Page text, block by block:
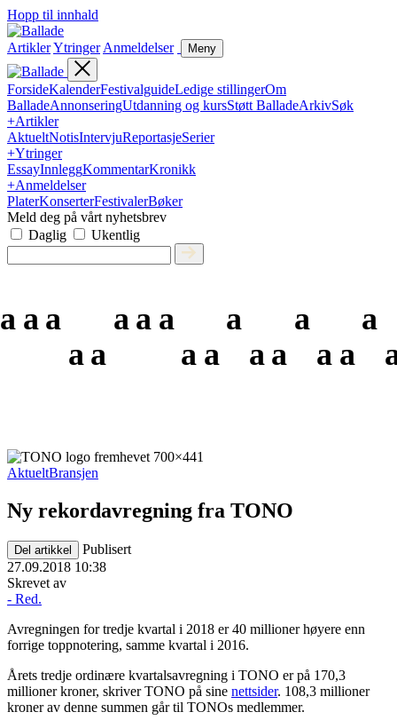
Hopp til innhald
ArtiklerYtringer Anmeldelser Meny
ForsideKalenderFestivalguideLedige stillingerOm
BalladeAnnonseringUtdanning og kursStøtt BalladeArkivSøk
+Artikler
AktueltNotisIntervjuReportasjeSerier
+Ytringer
EssayInnleggKommentarKronikk
+Anmeldelser
PlaterKonserterFestivalerBøker
Meld deg på vårt nyhetsbrev
Daglig
Ukentlig
a
a
a
a
a
a
AktueltBransjen
Ny rekordavregning fra TONO
Del artikkel
Publisert
27.09.2018 10:38
Skrevet av
- Red.
Avregningen for tredje kvartal i 2018 er 40 millioner høyere enn
forrige toppnotering, samme kvartal i 2016.
Årets tredje ordinære kvartalsavregning i TONO er på 170,3
millioner kroner, skriver TONO på sine nettsider. 108,3 millioner
kroner av denne summen går til TONOs medlemmer.